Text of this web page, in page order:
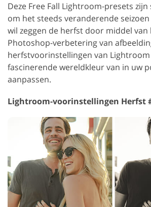
Deze Free Fall Lightroom-presets
om het steeds veranderende
wil zeggen de herfst door middel
Photoshop-verbetering van
herfstvoorinstellingen van
fascinerende wereldkleur van in uw
aanpassen.
Lightroom-voorinstellingen Herfst